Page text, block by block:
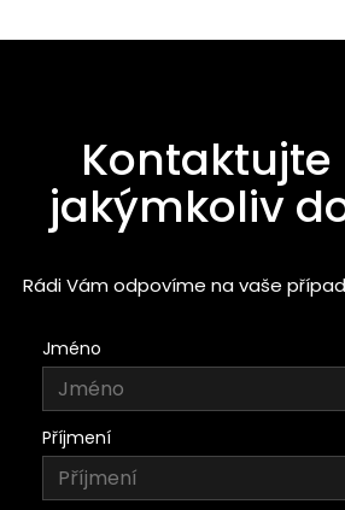
Kontaktujte
jakýmkoliv
Rádi Vám odpovíme na vaše
Jméno
Příjmení